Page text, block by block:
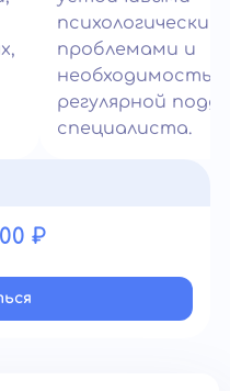
проблемами и
необходимостью
регулярной
специалиста.
₽